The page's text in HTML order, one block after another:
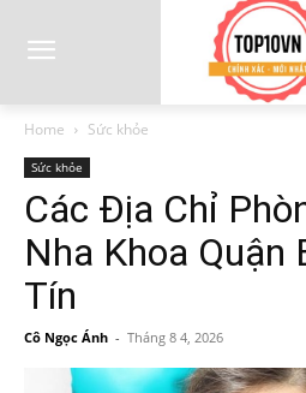
Home Sức khỏe
Sức khỏe
Các Địa Chỉ
Nha Khoa Quận
Tín
Cô Ngọc Ánh - Tháng 8 4, 2026